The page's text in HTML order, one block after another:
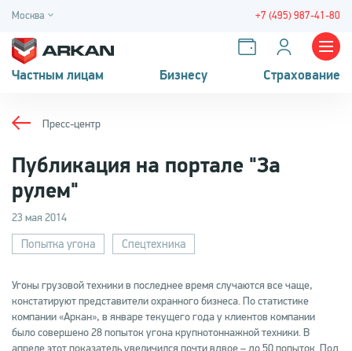
Москва +7 (495) 987-41-80
Частным лицам Бизнесу Страхование
Пресс-центр
Публикация на портале "За
рулем"
23 мая 2014
Попытка угона Спецтехника
Угоны грузовой техники в последнее время случаются все чаще,
констатируют представители охранного бизнеса. По статистике
компании «Аркан», в январе текущего года у клиентов компании
было совершено 28 попыток угона крупнотоннажной техники. В
апреле этот показатель увеличился почти вдвое – до 50 попыток. Под